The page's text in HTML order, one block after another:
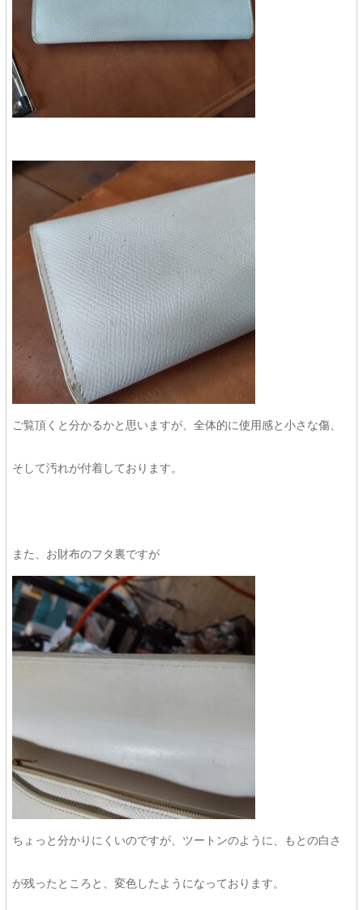
ご覧頂くと分かるかと思いますが、全体的に使用感と小さな傷、
そして汚れが付着しております。
また、お財布のフタ裏ですが
ちょっと分かりにくいのですが、ツートンのように、もとの白さ
が残ったところと、変色したようになっております。